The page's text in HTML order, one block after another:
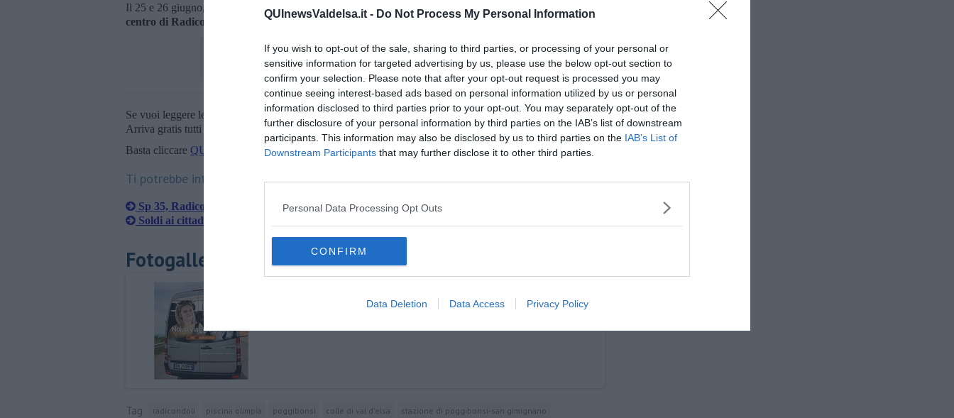
QUInewsValdelsa.it - Do Not Process My Personal Information
If you wish to opt-out of the sale, sharing to third parties, or processing of your personal or
sensitive information for targeted advertising by us, please use the below opt-out section to
confirm your selection. Please note that after your opt-out request is processed you may
continue seeing interest-based ads based on personal information utilized by us or personal
information disclosed to third parties prior to your opt-out. You may separately opt-out of the
further disclosure of your personal information by third parties on the IAB’s list of downstream
participants. This information may also be disclosed by us to third parties on the IAB’s List of
Downstream Participants that may further disclose it to other third parties.
Personal Data Processing Opt Outs
CONFIRM
Data Deletion Data Access Privacy Policy
Il 25 e 26 giugno, in occasione della
Fiera d’Estate,la navetta gratuita viaggerà anche
dai parcheggi al
centro di Radicondoli e viceversaper accompagnare i visitatori che saranno alle festa di San Giovanni.
Se vuoi leggere le notizie principali della Toscana iscriviti allaNewsletter QUInews - ToscanaMedia.
Arriva gratis tutti i giorni alle 20:00 direttamente nella tua casella di posta.
Basta cliccare QUI
Ti potrebbe interessare anche:
Sp 35, Radicondoli dice basta
Soldi ai cittadini per le spese di viaggio
Fotogallery
Tag radicondoli piscina olimpia poggibonsi colle di val d'elsa stazione di poggibonsi-san gimignano